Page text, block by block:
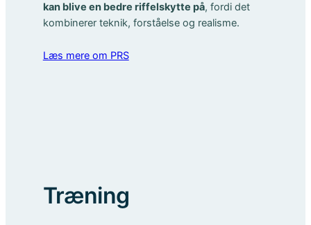
kan blive en bedre riffelskytte på, fordi det
kombinerer teknik, forståelse og realisme.
Læs mere om PRS
Træning